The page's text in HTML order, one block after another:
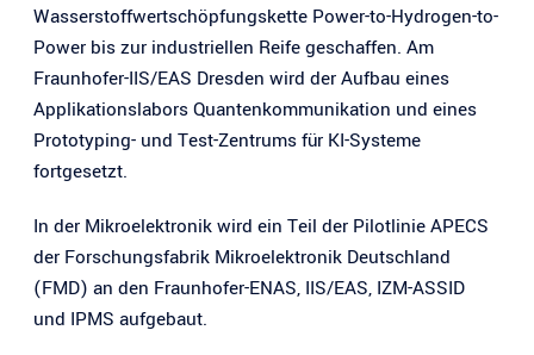
Wasserstoffwertschöpfungskette Power-to-Hydrogen-to-
Power bis zur industriellen Reife geschaffen. Am
Fraunhofer-IIS/EAS Dresden wird der Aufbau eines
Applikationslabors Quantenkommunikation und eines
Prototyping- und Test-Zentrums für KI-Systeme
fortgesetzt.
In der Mikroelektronik wird ein Teil der Pilotlinie APECS
der Forschungsfabrik Mikroelektronik Deutschland
(FMD) an den Fraunhofer-ENAS, IIS/EAS, IZM-ASSID
und IPMS aufgebaut.